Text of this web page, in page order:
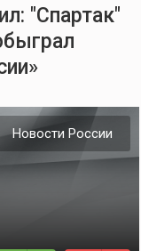
"Спартак"
Новости России